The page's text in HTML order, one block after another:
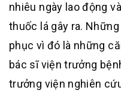
nhiêu ngày lao động
thuốc lá gây ra.
phục vì đó là những
bác sĩ viện trưởng
trưởng viện nghiên